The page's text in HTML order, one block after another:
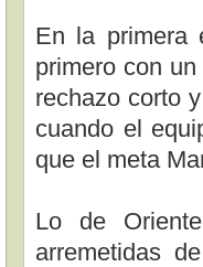
En la primera
primero con
rechazo corto
cuando el
que el meta
Lo de
arremetidas